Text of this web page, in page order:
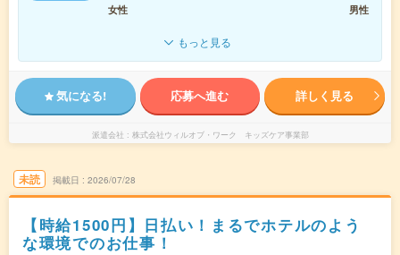
女性
男性
もっと見る
気になる! 応募へ進む 詳しく見る
派遣会社 株式会社ウィルオブ・ワーク キッズケア事業部
未読 掲載日 2026/07/28
【時給1500円】日払い！まるでホテルのよう
な環境でのお仕事！